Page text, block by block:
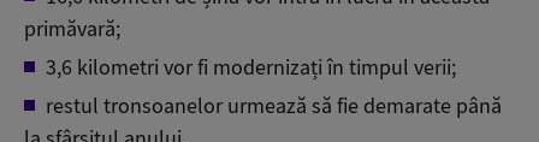
primăvară;
3,6 kilometri vor fi modernizați în timpul verii;
restul tronsoanelor urmează să fie demarate până